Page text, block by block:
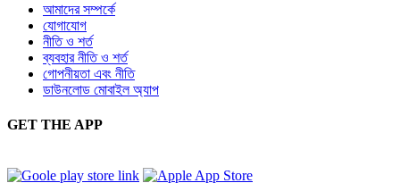
আমাদের সম্পর্কে
যোগাযোগ
নীতি ও শর্ত
ব্যবহার নীতি ও শর্ত
গোপনীয়তা এবং নীতি
ডাউনলোড মোবাইল অ্যাপ
GET THE APP